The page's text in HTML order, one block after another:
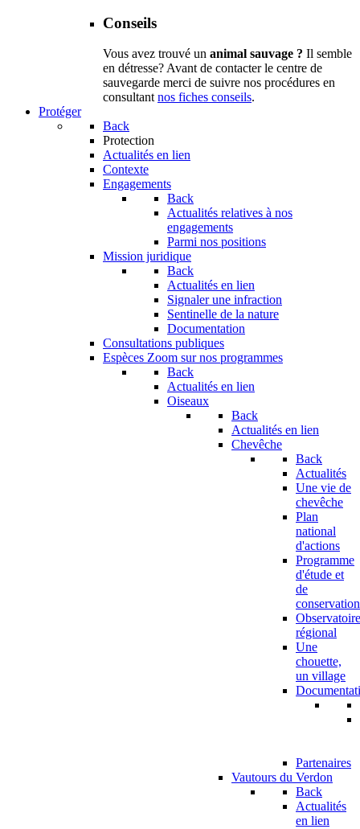
Conseils
Vous avez trouvé un animal sauvage ? Il semble
en détresse? Avant de contacter le centre de
sauvegarde merci de suivre nos procédures en
consultantnos fiches conseils.
Protéger
Back
Protection
Actualités en lien
Contexte
Engagements
Back
Actualités relatives à nos
engagements
Parmi nos positions
Mission juridique
Back
Actualités en lien
Signaler une infraction
Sentinelle de la nature
Documentation
Consultations publiques
Espèces Zoom sur nos programmes
Back
Actualités en lien
Oiseaux
Back
Actualités en lien
Chevêche
Back
Actualités
Une vie de
chevêche
Plan
national
d'actions
Programme
d'étude et
de
conservation
Observatoire
régional
Une
chouette,
un village
Partenaires
Vautours du Verdon
Back
Actualités
en lien